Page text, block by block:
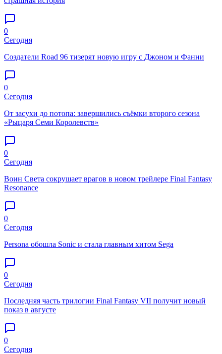
0
Сегодня
Создатели Road 96 тизерят новую игру с Джоном и Фанни
0
Сегодня
От засухи до потопа: завершились съёмки второго сезона
«Рыцаря Семи Королевств»
0
Сегодня
Воин Света сокрушает врагов в новом трейлере Final Fantasy
Resonance
0
Сегодня
Persona обошла Sonic и стала главным хитом Sega
0
Сегодня
Последняя часть трилогии Final Fantasy VII получит новый
показ в августе
0
Сегодня